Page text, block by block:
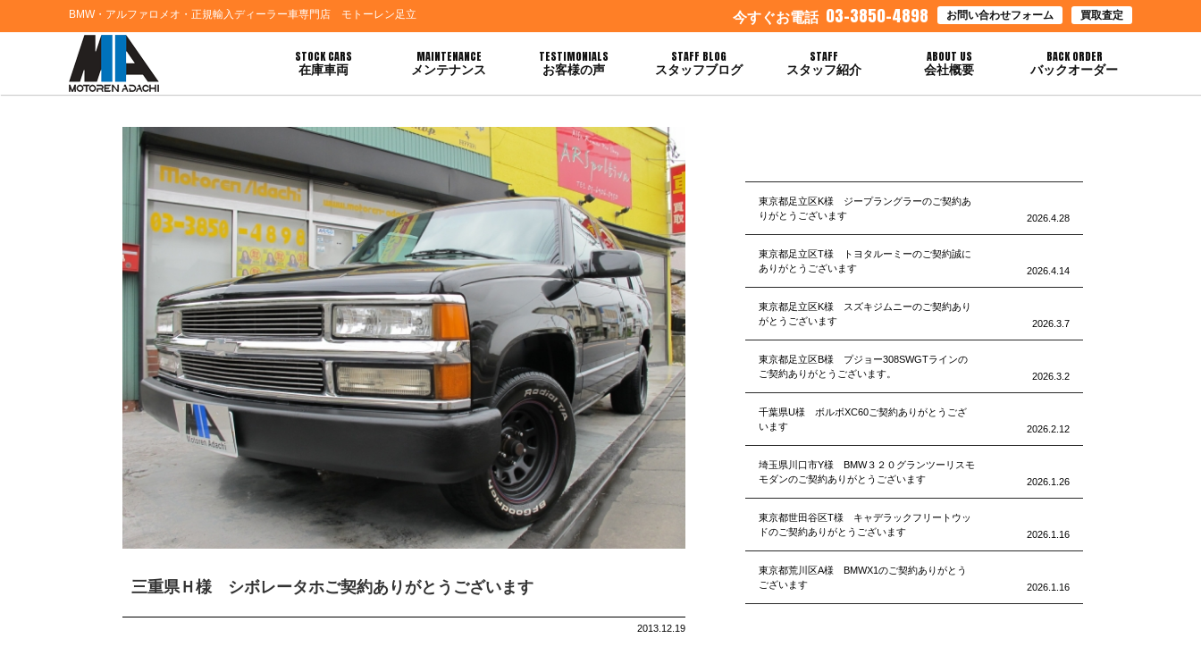
BMW・アルファロメオ・正規輸入ディーラー車専門店 モトーレン足立 今すぐお電話 03-3850-4898 お問い合わせフォーム 買取査定
STOCK CARS
在庫車両
MAINTENANCE
メンテナンス
TESTIMONIALS
お客様の声
STAFF BLOG
スタッフブログ
STAFF
スタッフ紹介
ABOUT US
会社概要
BACK ORDER
バックオーダー
HOME>ブログ一覧> 三重県Ｈ様 シボレータホご契約ありがとうございます
三重県Ｈ様 シボレータホご契約ありがとうございます
2013.12.19
東京都足立区K様 ジープラングラーのご契約あ
りがとうございます
2026.4.28
東京都足立区T様 トヨタルーミーのご契約誠に
ありがとうございます
2026.4.14
東京都足立区K様 スズキジムニーのご契約あり
がとうございます
2026.3.7
東京都足立区B様 プジョー308SWGTラインの
ご契約ありがとうございます。
2026.3.2
千葉県U様 ボルボXC60ご契約ありがとうござ
います
2026.2.12
埼玉県川口市Y様 BMW３２０グランツーリスモ
モダンのご契約ありがとうございます
2026.1.26
東京都世田谷区T様 キャデラックフリートウッ
ドのご契約ありがとうございます
2026.1.16
東京都荒川区A様 BMWX1のご契約ありがとう
ございます
2026.1.16